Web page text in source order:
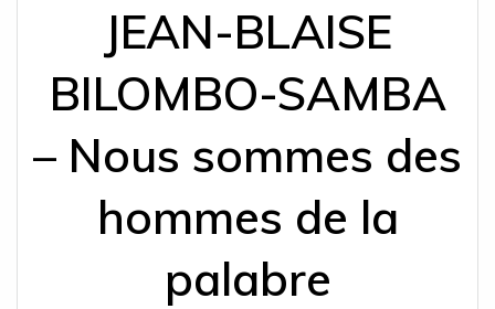
JEAN-BLAISE
BILOMBO-SAMBA
– Nous sommes des
hommes de la
palabre